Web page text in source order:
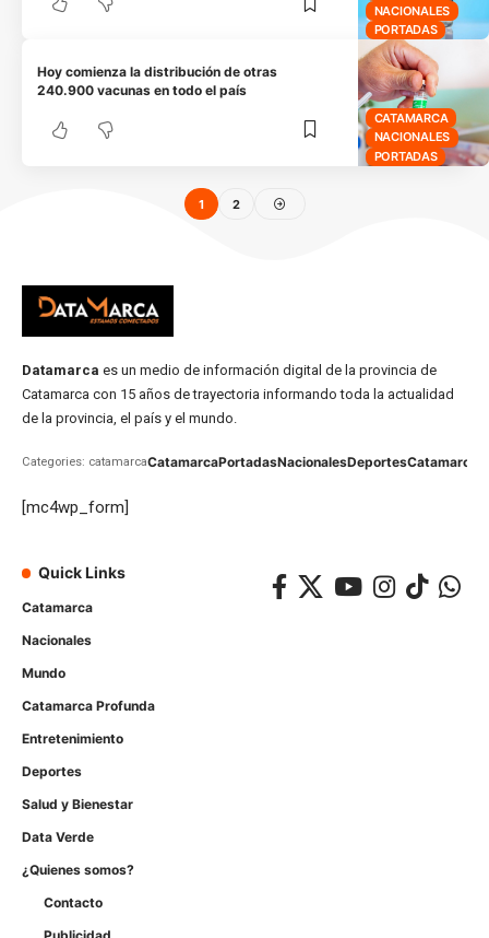
NACIONALES
PORTADAS
CATAMARCA
NACIONALES
PORTADAS
Hoy comienza la distribución de otras
240.900 vacunas en todo el país
1 2
Datamarca es un medio de información digital de la provincia de
Catamarca con 15 años de trayectoria informando toda la actualidad
de la provincia, el país y el mundo.
Categories: catamarcaCatamarcaPortadasNacionalesDeportesCatamarca
[mc4wp_form]
Quick Links
Catamarca
Nacionales
Mundo
Catamarca Profunda
Entretenimiento
Deportes
Salud y Bienestar
Data Verde
¿Quienes somos?
Contacto